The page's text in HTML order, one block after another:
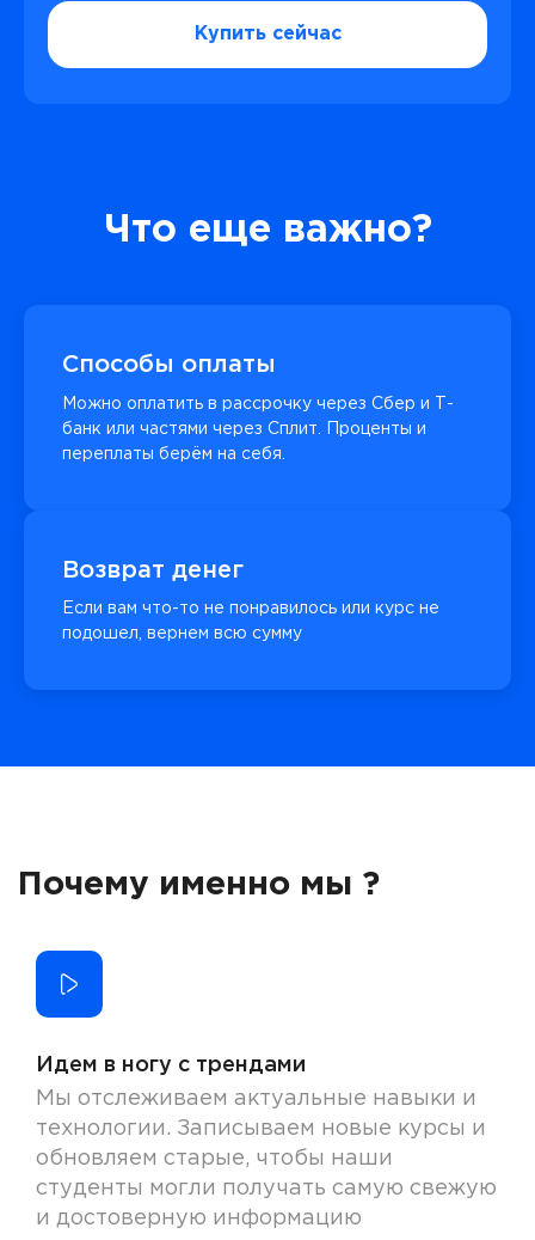
Купить сейчас
Что еще важно?
Способы оплаты
Можно оплатить в рассрочку через Сбер и Т-
банк или частями через Сплит. Проценты и
переплаты берём на себя.
Возврат денег
Если вам что-то не понравилось или курс не
подошел, вернем всю сумму
Почему именно мы ?
Идем в ногу с трендами
Мы отслеживаем актуальные навыки и
технологии. Записываем новые курсы и
обновляем старые, чтобы наши
студенты могли получать самую свежую
и достоверную информацию